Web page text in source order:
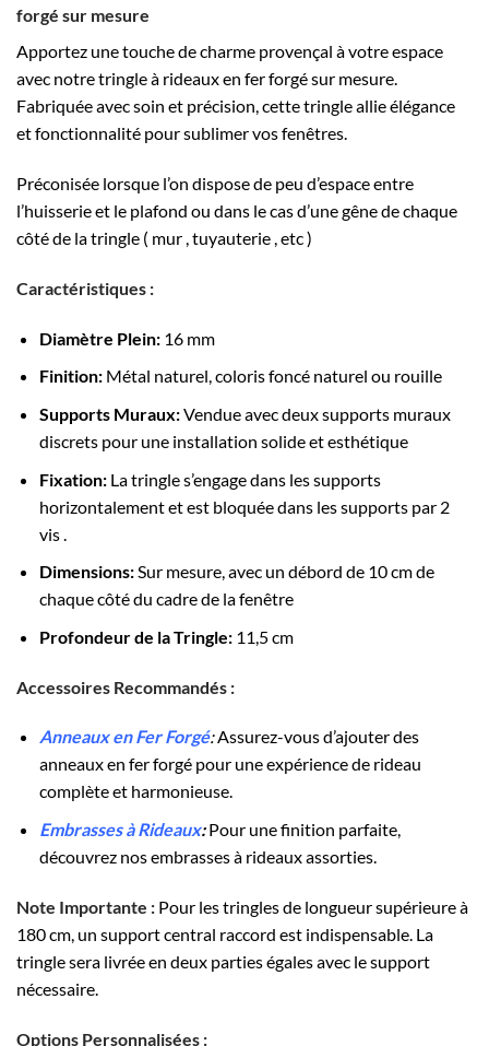
forgé sur mesure
Apportez une touche de charme provençal à votre espace
avec notre tringle à rideaux en fer forgé sur mesure.
Fabriquée avec soin et précision, cette tringle allie élégance
et fonctionnalité pour sublimer vos fenêtres.
Préconisée lorsque l’on dispose de peu d’espace entre
l’huisserie et le plafond ou dans le cas d’une gêne de chaque
côté de la tringle ( mur , tuyauterie , etc )
Caractéristiques :
Diamètre Plein:16 mm
Finition:Métal naturel, coloris foncé naturel ou rouille
Supports Muraux:Vendue avec deux supports muraux
discrets pour une installation solide et esthétique
Fixation: La tringle s’engage dans les supports
horizontalement et est bloquée dans les supports par 2
vis .
Dimensions:Sur mesure, avec un débord de 10 cm de
chaque côté du cadre de la fenêtre
Profondeur de la Tringle:11,5 cm
Accessoires Recommandés :
Anneaux en Fer Forgé:Assurez-vous d’ajouter des
anneaux en fer forgé pour une expérience de rideau
complète et harmonieuse.
Embrasses à Rideaux:Pour une finition parfaite,
découvrez nos embrasses à rideaux assorties.
Note Importante : Pour les tringles de longueur supérieure à
180 cm, un support central raccord est indispensable. La
tringle sera livrée en deux parties égales avec le support
nécessaire.
Options Personnalisées :